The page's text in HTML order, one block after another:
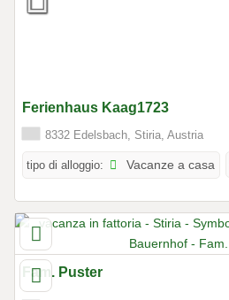
Ferienhaus Kaag1723
8332 Edelsbach, Stiria, Austria
tipo di alloggio: Vacanze a casa
Fam. Puster